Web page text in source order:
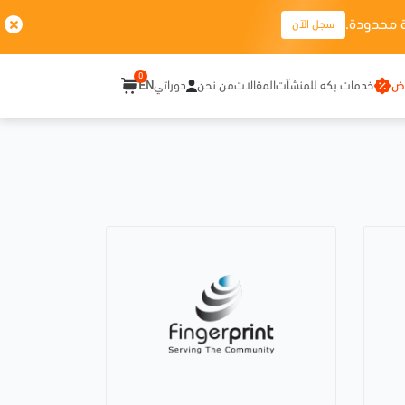
محدودة. سجل الآن
خدمات بكه للمنشآتالمقالاتمن نحن دوراتيEN
0